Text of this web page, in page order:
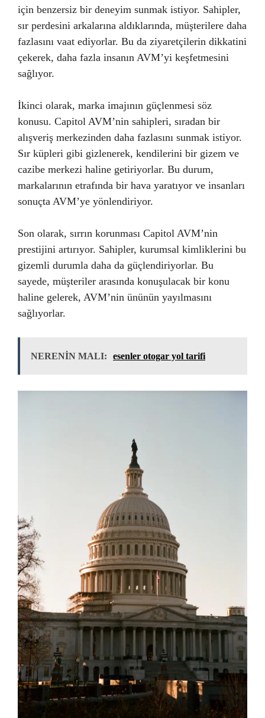
için benzersiz bir deneyim sunmak istiyor. Sahipler,
sır perdesini arkalarına aldıklarında, müşterilere daha
fazlasını vaat ediyorlar. Bu da ziyaretçilerin dikkatini
çekerek, daha fazla insanın AVM’yi keşfetmesini
sağlıyor.
İkinci olarak, marka imajının güçlenmesi söz
konusu. Capitol AVM’nin sahipleri, sıradan bir
alışveriş merkezinden daha fazlasını sunmak istiyor.
Sır küpleri gibi gizlenerek, kendilerini bir gizem ve
cazibe merkezi haline getiriyorlar. Bu durum,
markalarının etrafında bir hava yaratıyor ve insanları
sonuçta AVM’ye yönlendiriyor.
Son olarak, sırrın korunması Capitol AVM’nin
prestijini artırıyor. Sahipler, kurumsal kimliklerini bu
gizemli durumla daha da güçlendiriyorlar. Bu
sayede, müşteriler arasında konuşulacak bir konu
haline gelerek, AVM’nin ününün yayılmasını
sağlıyorlar.
NERENİN MALI: esenler otogar yol tarifi